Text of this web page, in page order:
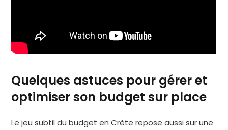
Quelques astuces pour gérer et
optimiser son budget sur place
Le jeu subtil du budget en Crète repose aussi sur une